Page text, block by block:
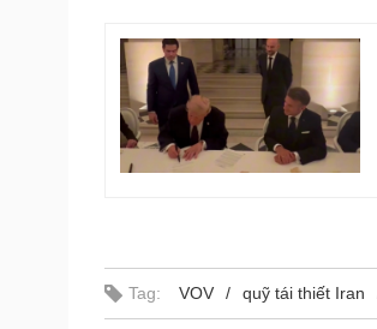
Tag: VOV quỹ tái thiết Iran